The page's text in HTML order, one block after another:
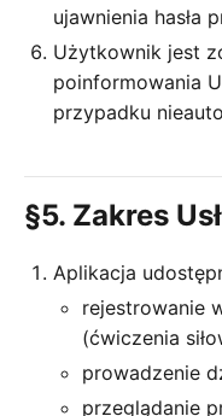
ujawnienia hasła
Użytkownik jest
poinformowania
przypadku
§5. Zakres
Aplikacja
rejestrowanie
(ćwiczenia
prowadzenie
przeglądanie